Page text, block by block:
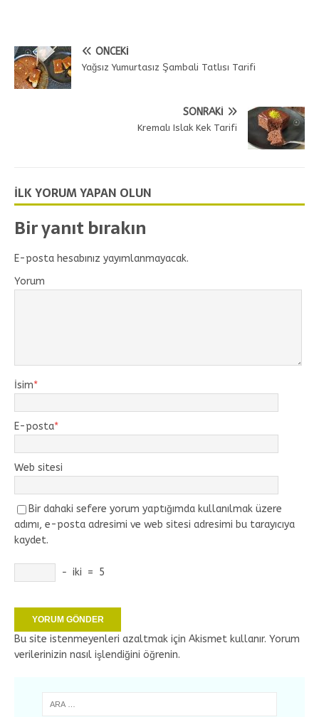
ÖNCEKI
Yağsız Yumurtasız Şambali Tatlısı Tarifi
SONRAKI
Kremalı Islak Kek Tarifi
İLK YORUM YAPAN OLUN
Bir yanıt bırakın
E-posta hesabınız yayımlanmayacak.
Yorum
İsim*
E-posta*
Web sitesi
Bir dahaki sefere yorum yaptığımda kullanılmak üzere
adımı, e-posta adresimi ve web sitesi adresimi bu tarayıcıya
kaydet.
− iki = 5
Bu site istenmeyenleri azaltmak için Akismet kullanır. Yorum
verilerinizin nasıl işlendiğini öğrenin.